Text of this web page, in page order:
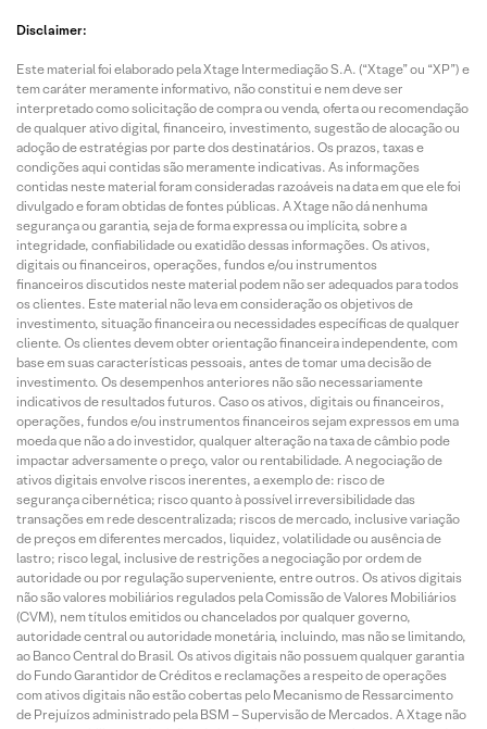
Disclaimer:
Este material foi elaborado pela Xtage Intermediação S.A. (“Xtage” ou “XP”) e
tem caráter meramente informativo, não constitui e nem deve ser
interpretado como solicitação de compra ou venda, oferta ou recomendação
de qualquer ativo digital, financeiro, investimento, sugestão de alocação ou
adoção de estratégias por parte dos destinatários. Os prazos, taxas e
condições aqui contidas são meramente indicativas. As informações
contidas neste material foram consideradas razoáveis na data em que ele foi
divulgado e foram obtidas de fontes públicas. A Xtage não dá nenhuma
segurança ou garantia, seja de forma expressa ou implícita, sobre a
integridade, confiabilidade ou exatidão dessas informações. Os ativos,
digitais ou financeiros, operações, fundos e/ou instrumentos
financeiros discutidos neste material podem não ser adequados para todos
os clientes. Este material não leva em consideração os objetivos de
investimento, situação financeira ou necessidades específicas de qualquer
cliente. Os clientes devem obter orientação financeira independente, com
base em suas características pessoais, antes de tomar uma decisão de
investimento. Os desempenhos anteriores não são necessariamente
indicativos de resultados futuros. Caso os ativos, digitais ou financeiros,
operações, fundos e/ou instrumentos financeiros sejam expressos em uma
moeda que não a do investidor, qualquer alteração na taxa de câmbio pode
impactar adversamente o preço, valor ou rentabilidade. A negociação de
ativos digitais envolve riscos inerentes, a exemplo de: risco de
segurança cibernética; risco quanto à possível irreversibilidade das
transações em rede descentralizada; riscos de mercado, inclusive variação
de preços em diferentes mercados, liquidez, volatilidade ou ausência de
lastro; risco legal, inclusive de restrições a negociação por ordem de
autoridade ou por regulação superveniente, entre outros. Os ativos digitais
não são valores mobiliários regulados pela Comissão de Valores Mobiliários
(CVM), nem títulos emitidos ou chancelados por qualquer governo,
autoridade central ou autoridade monetária, incluindo, mas não se limitando,
ao Banco Central do Brasil. Os ativos digitais não possuem qualquer garantia
do Fundo Garantidor de Créditos e reclamações a respeito de operações
com ativos digitais não estão cobertas pelo Mecanismo de Ressarcimento
de Prejuízos administrado pela BSM – Supervisão de Mercados. A Xtage não